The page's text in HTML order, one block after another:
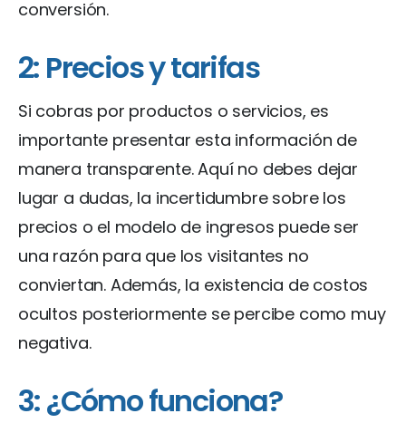
conversión.
2: Precios y tarifas
Si cobras por productos o servicios, es
importante presentar esta información de
manera transparente. Aquí no debes dejar
lugar a dudas, la incertidumbre sobre los
precios o el modelo de ingresos puede ser
una razón para que los visitantes no
conviertan. Además, la existencia de costos
ocultos posteriormente se percibe como muy
negativa.
3: ¿Cómo funciona?